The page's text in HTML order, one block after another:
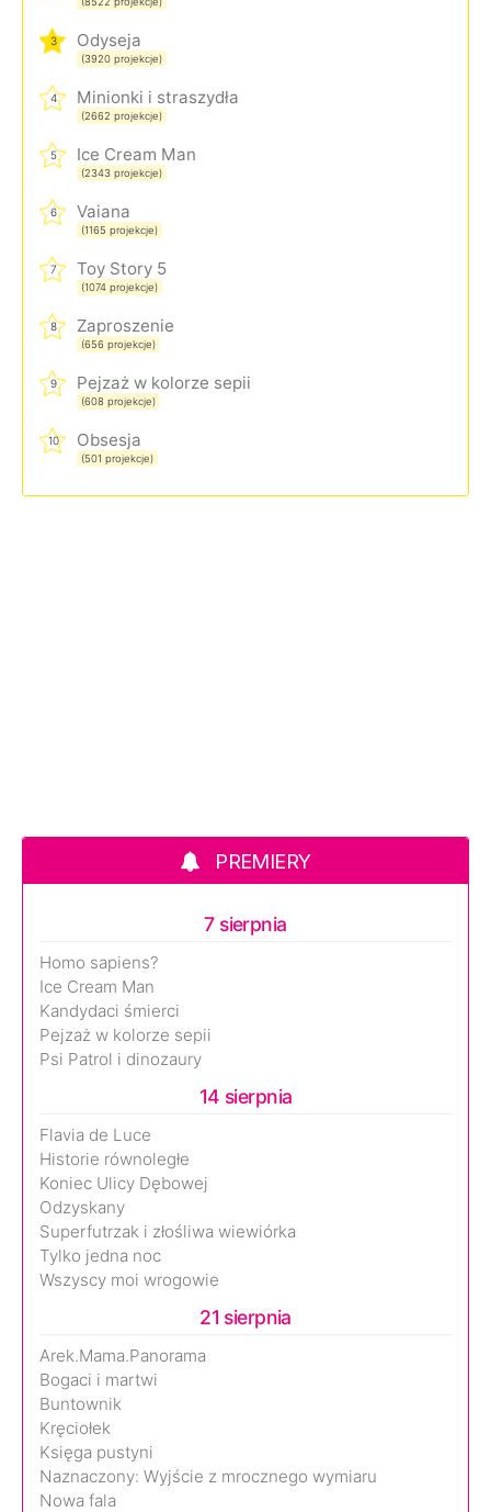
3 Odyseja
(3920 projekcje)
4 Minionki i straszydła
(2662 projekcje)
5 Ice Cream Man
(2343 projekcje)
6 Vaiana
(1165 projekcje)
7 Toy Story 5
(1074 projekcje)
8 Zaproszenie
(656 projekcje)
9 Pejzaż w kolorze sepii
(608 projekcje)
10 Obsesja
(501 projekcje)
PREMIERY
7 sierpnia
Homo sapiens?
Ice Cream Man
Kandydaci śmierci
Pejzaż w kolorze sepii
Psi Patrol i dinozaury
14 sierpnia
Flavia de Luce
Historie równoległe
Koniec Ulicy Dębowej
Odzyskany
Superfutrzak i złośliwa wiewiórka
Tylko jedna noc
Wszyscy moi wrogowie
21 sierpnia
Arek.Mama.Panorama
Bogaci i martwi
Buntownik
Kręciołek
Księga pustyni
Naznaczony: Wyjście z mrocznego wymiaru
Nowa fala